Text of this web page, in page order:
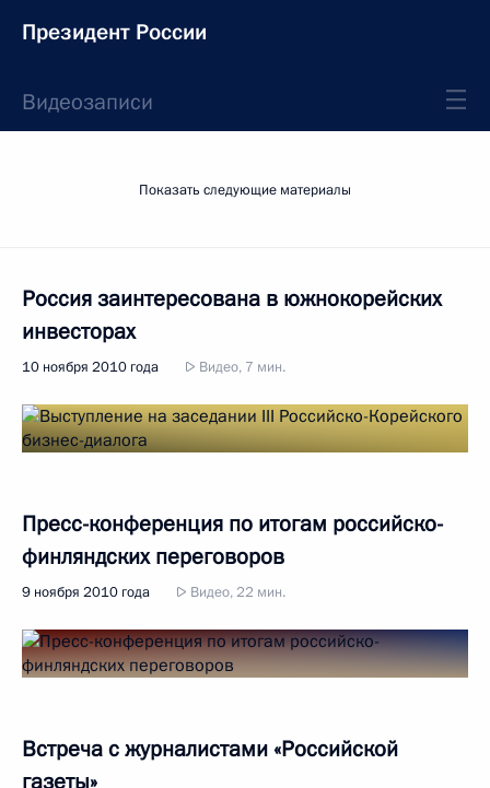
Президент России
Видеозаписи
Показать следующие материалы
Россия заинтересована в южнокорейских
инвесторах
10 ноября 2010 года Видео, 7 мин.
Пресс-конференция по итогам российско-
финляндских переговоров
9 ноября 2010 года Видео, 22 мин.
Встреча с журналистами «Российской
газеты»